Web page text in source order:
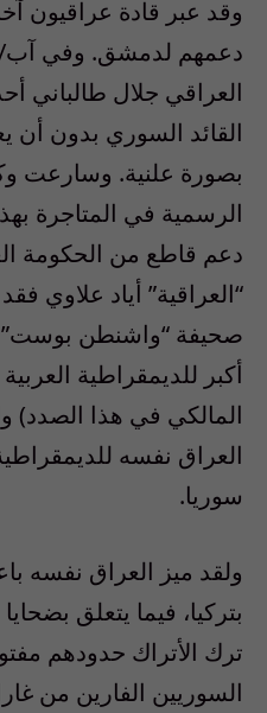
وقد عبر قادة عراقيون
دعمهم لدمشق. وفي
العراقي جلال طالباني
القائد السوري بدون أن
بصورة علنية. وسارعت
الرسمية في المتاجرة
دعم قاطع من الحكومة
“العراقية” أياد
صحيفة “واشنطن بوست”
أكبر للديمقراطية
المالكي في هذا الصدد)
العراق نفسه
سوريا.
ولقد ميز العراق نفسه
بتركيا، فيما يتعلق
ترك الأتراك حدودهم
السوريين الفارين من